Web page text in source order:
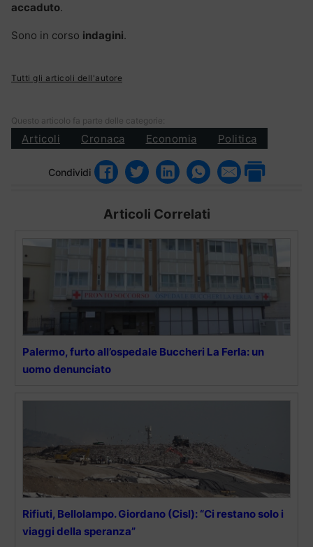
accaduto.
Sono in corso indagini.
Tutti gli articoli dell'autore
Questo articolo fa parte delle categorie:
Articoli Cronaca Economia Politica
Condividi
Articoli Correlati
Palermo, furto all’ospedale Buccheri La Ferla: un
uomo denunciato
Rifiuti, Bellolampo. Giordano (Cisl): “Ci restano solo i
viaggi della speranza”